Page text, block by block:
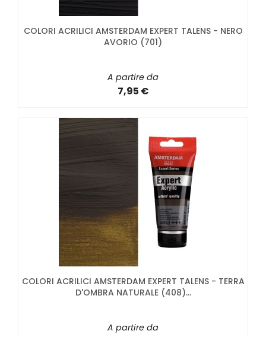
COLORI ACRILICI AMSTERDAM EXPERT TALENS - NERO
AVORIO (701)
A partire da
7,95 €
COLORI ACRILICI AMSTERDAM EXPERT TALENS - TERRA
D'OMBRA NATURALE (408)...
A partire da